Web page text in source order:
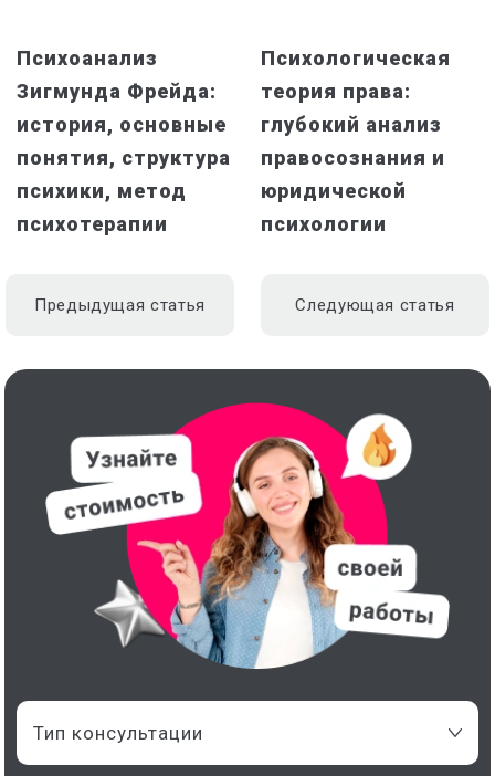
Психоанализ
Зигмунда Фрейда:
история, основные
понятия, структура
психики, метод
психотерапии
Предыдущая статья
Психологическая
теория права:
глубокий анализ
правосознания и
юридической
психологии
Следующая статья
Тип консультации